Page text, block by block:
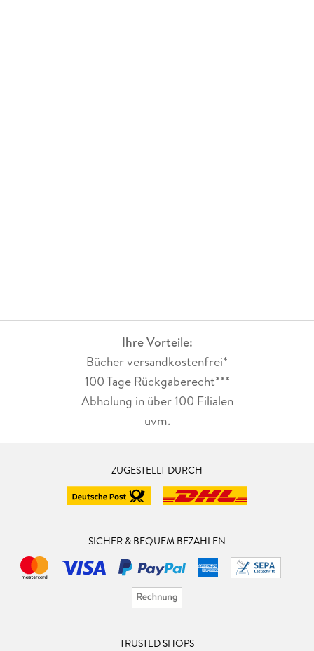
Ihre Vorteile:
Bücher versandkostenfrei*
100 Tage Rückgaberecht***
Abholung in über 100 Filialen
uvm.
ZUGESTELLT DURCH
SICHER & BEQUEM BEZAHLEN
TRUSTED SHOPS